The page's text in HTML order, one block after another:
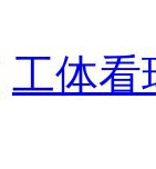
工体看